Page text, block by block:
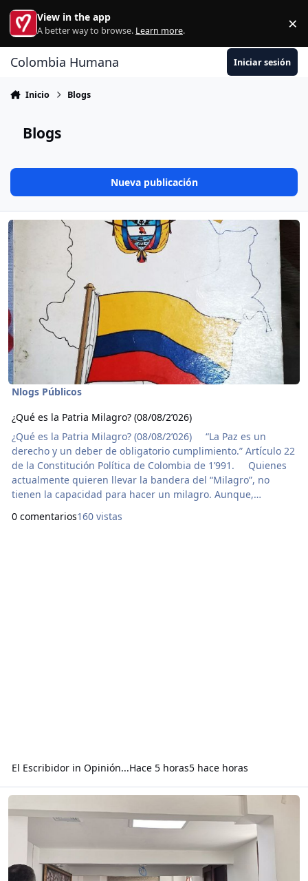
Ir al contenido
View in the app
A better way to browse. Learn more. ×
Colombia Humana Iniciar sesión
Inicio Blogs
Blogs
Nueva publicación
Read more about ¿Qué es la Patria Milagro? (08/08/2’026)
Nlogs Públicos
¿Qué es la Patria Milagro? (08/08/2’026)
¿Qué es la Patria Milagro? (08/08/2’026) “La Paz es un
derecho y un deber de obligatorio cumplimiento.” Artículo 22
de la Constitución Política de Colombia de 1’991. Quienes
actualmente quieren llevar la bandera del “Milagro”, no
tienen la capacidad para hacer un milagro. Aunque,
puede hacer “milagros”. Sin embargo, los señores que hoy lo
0 comentarios160 vistas
El Escribidorin Opinión...Hace 5 horas5 hace horas
Read more about ¿Cuál es la razón, argumento o, necesidad,